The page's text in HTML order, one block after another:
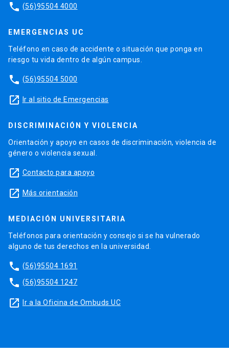
phone (56)95504 4000
EMERGENCIAS UC
Teléfono en caso de accidente o situación que ponga en
riesgo tu vida dentro de algún campus.
phone (56)95504 5000
launch Ir al sitio de Emergencias
DISCRIMINACIÓN Y VIOLENCIA
Orientación y apoyo en casos de discriminación, violencia de
género o violencia sexual.
launch Contacto para apoyo
launch Más orientación
MEDIACIÓN UNIVERSITARIA
Teléfonos para orientación y consejo si se ha vulnerado
alguno de tus derechos en la universidad.
phone (56)95504 1691
phone (56)95504 1247
launch Ir a la Oficina de Ombuds UC